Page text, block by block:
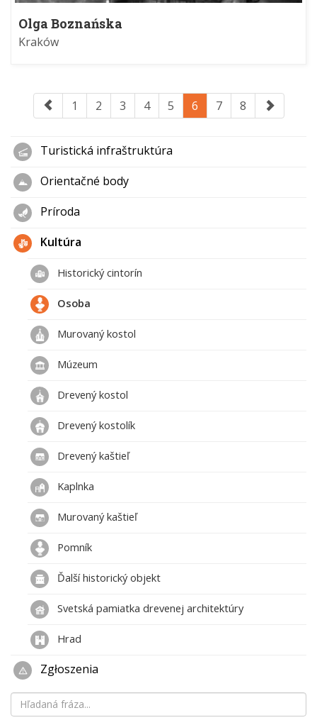
Olga Boznańska
Kraków
1 2 3 4 5 6 7 8
Turistická infraštruktúra
Orientačné body
Príroda
Kultúra
Historický cintorín
Osoba
Murovaný kostol
Múzeum
Drevený kostol
Drevený kostolík
Drevený kaštieľ
Kaplnka
Murovaný kaštieľ
Pomník
Ďalší historický objekt
Svetská pamiatka drevenej architektúry
Hrad
Zgłoszenia